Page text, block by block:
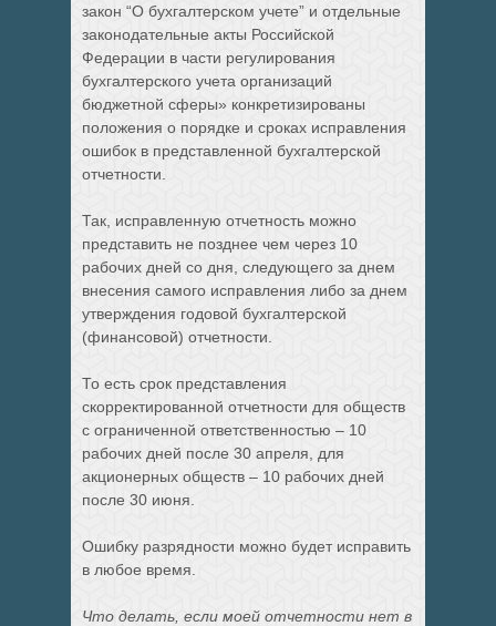
закон “О бухгалтерском учете” и отдельные
законодательные акты Российской
Федерации в части регулирования
бухгалтерского учета организаций
бюджетной сферы» конкретизированы
положения о порядке и сроках исправления
ошибок в представленной бухгалтерской
отчетности.
Так, исправленную отчетность можно
представить не позднее чем через 10
рабочих дней со дня, следующего за днем
внесения самого исправления либо за днем
утверждения годовой бухгалтерской
(финансовой) отчетности.
То есть срок представления
скорректированной отчетности для обществ
с ограниченной ответственностью – 10
рабочих дней после 30 апреля, для
акционерных обществ – 10 рабочих дней
после 30 июня.
Ошибку разрядности можно будет исправить
в любое время.
Что делать, если моей отчетности нет в